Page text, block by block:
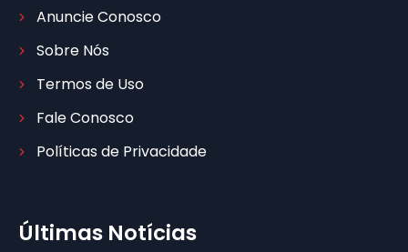
Anuncie Conosco
Sobre Nós
Termos de Uso
Fale Conosco
Políticas de Privacidade
Últimas Notícias